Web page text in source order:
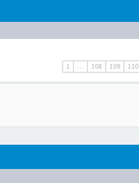
1 … 108 109 110